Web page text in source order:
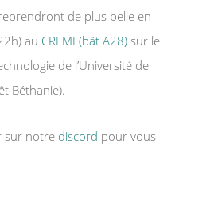
de plus belle en
au CREMI (bât A28) sur le
de l’Université de
Béthanie).
sur notre discord pour vous